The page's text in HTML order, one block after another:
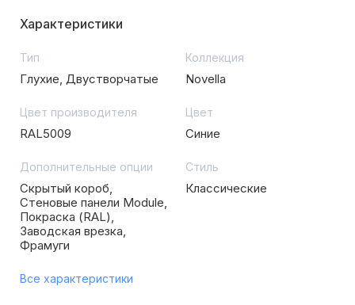
Характеристики
Тип
Глухие, Двустворчатые
Коллекция
Novella
Цвет производителя
RAL5009
Цвет
Синие
Дополнительные опции
Скрытый короб,
Стеновые панели Module,
Покраска (RAL),
Заводская врезка,
Фрамуги
Стиль
Классические
Все характеристики